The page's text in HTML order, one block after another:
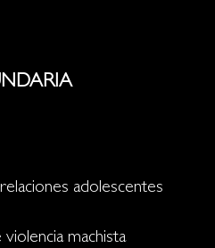
adolescentes
machista